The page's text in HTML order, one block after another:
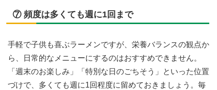
⑦ 頻度は多くても週に1回まで
手軽で子供も喜ぶラーメンですが、栄養バランスの観点か
ら、日常的なメニューにするのはおすすめできません。
「週末のお楽しみ」「特別な日のごちそう」といった位置
づけで、多くても週に1回程度に留めておきましょう。毎